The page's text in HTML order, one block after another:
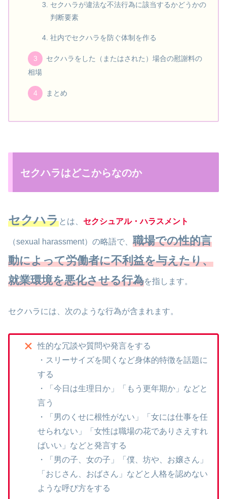
セクハラが違法な不法行為に該当するかどうかの
判断要素
社内でセクハラを防ぐ体制を作る
セクハラをした（またはされた）場合の慰謝料の
相場
まとめ
セクハラはどこからなのか
セクハラとは、 セクシュアル・ハラスメント
（sexual harassment）の略語で、 職場での性的言
動によって労働者に不利益を与えたり、
就業環境を悪化させる行為を指します。
セクハラには、次のような行為が含まれます。
性的な冗談や質問や発言をする
・スリーサイズを聞くなど身体的特徴を話題に
する
・「今日は生理日か」「もう更年期か」などと
言う
・「男のくせに根性がない」「女には仕事を任
せられない」「女性は職場の花でありさえすれ
ばいい」などと発言する
・「男の子、女の子」「僕、坊や、お嬢さん」
「おじさん、おばさん」などと人格を認めない
ような呼び方をする